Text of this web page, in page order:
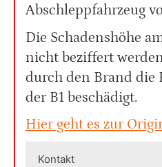
Abschleppfahrzeug
Die Schadenshöhe
nicht beziffert
durch den Brand die
der B1 beschädigt.
Hier geht es zur
Kontakt